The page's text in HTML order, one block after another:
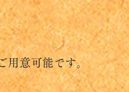
意可能です。